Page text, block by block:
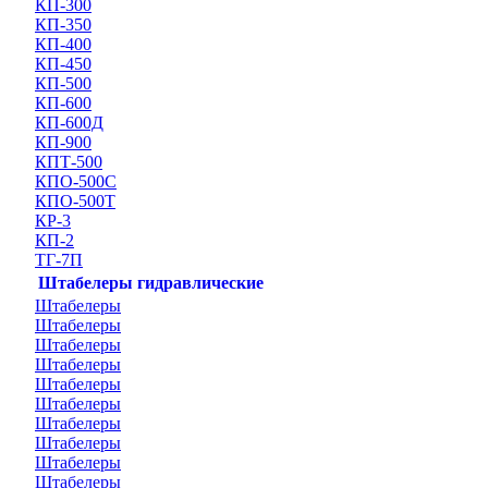
КП-300
КП-350
КП-400
КП-450
КП-500
КП-600
КП-600Д
КП-900
КПТ-500
КПО-500С
КПО-500Т
КР-3
КП-2
ТГ-7П
Штабелеры гидравлические
Штабелеры
Штабелеры
Штабелеры
Штабелеры
Штабелеры
Штабелеры
Штабелеры
Штабелеры
Штабелеры
Штабелеры